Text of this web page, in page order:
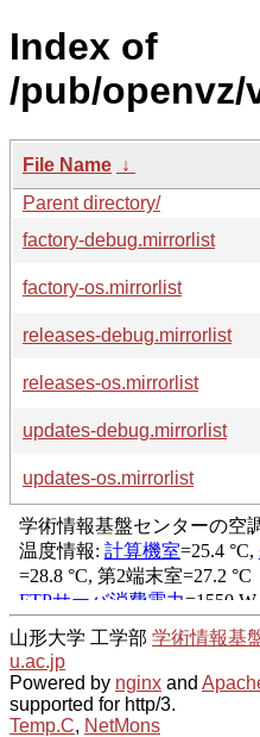
Index of
/pub/
File Name ↓
Parent directory/
factory-debug.mirrorlist
factory-os.mirrorlist
releases-debug.mirrorlist
releases-os.mirrorlist
updates-debug.mirrorlist
updates-os.mirrorlist
山形大学 工学部 学術情報基
u.ac.jp
Powered by nginx and
supported for http/3.
Temp.C, NetMons